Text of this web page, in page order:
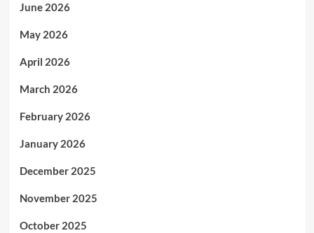
June 2026
May 2026
April 2026
March 2026
February 2026
January 2026
December 2025
November 2025
October 2025